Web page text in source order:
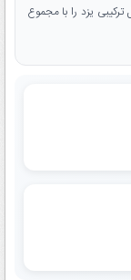
یزد را با مجموع